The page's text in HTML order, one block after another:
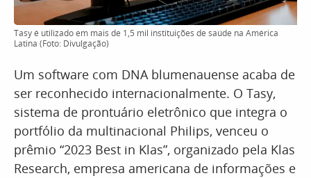
Tasy é utilizado em mais de 1,5 mil instituições de saúde na América
Latina (Foto: Divulgação)
Um software com DNA blumenauense acaba de
ser reconhecido internacionalmente. O Tasy,
sistema de prontuário eletrônico que integra o
portfólio da multinacional Philips, venceu o
prêmio “2023 Best in Klas”, organizado pela Klas
Research, empresa americana de informações e